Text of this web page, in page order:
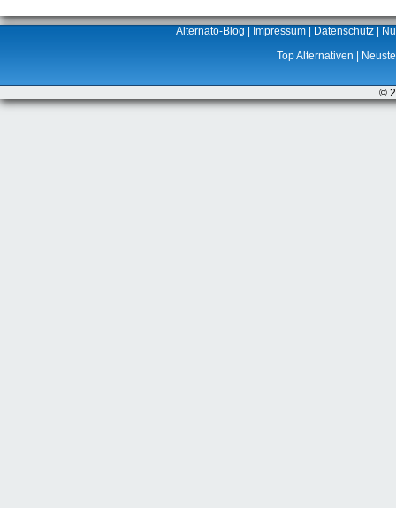
Alternato-Blog Impressum Datenschutz
Top Alternativen
©